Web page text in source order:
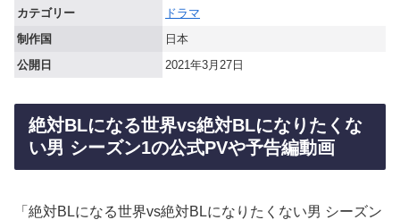
カテゴリー
ドラマ
制作国
日本
公開日
2021年3月27日
絶対BLになる世界vs絶対BLになりたくな
い男 シーズン1の公式PVや予告編動画
「絶対BLになる世界vs絶対BLになりたくない男 シーズン